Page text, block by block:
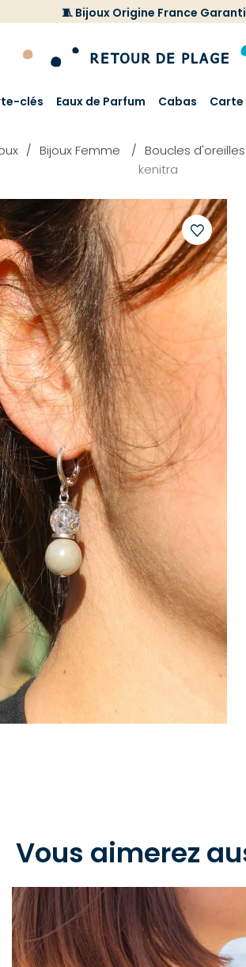
🧵 Bijoux Origine France
clés Eaux de Parfum Cabas
Bijoux Femme Boucles d'oreilles
kenitra
Ajouter
à
votre
Vous aimerez